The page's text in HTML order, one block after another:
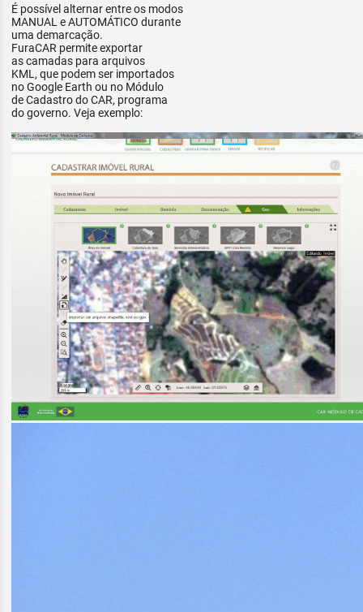
É possível alternar entre os modos
MANUAL e AUTOMÁTICO durante
uma demarcação.
FuraCAR permite exportar
as camadas para arquivos
KML, que podem ser importados
no Google Earth ou no Módulo
de Cadastro do CAR, programa
do governo. Veja exemplo: